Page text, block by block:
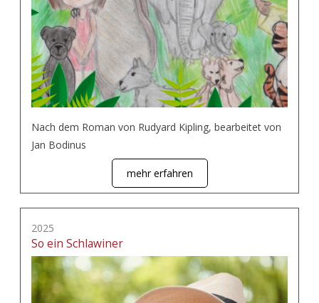
Nach dem Roman von Rudyard Kipling, bearbeitet von
Jan Bodinus
mehr erfahren
2025
So ein Schlawiner